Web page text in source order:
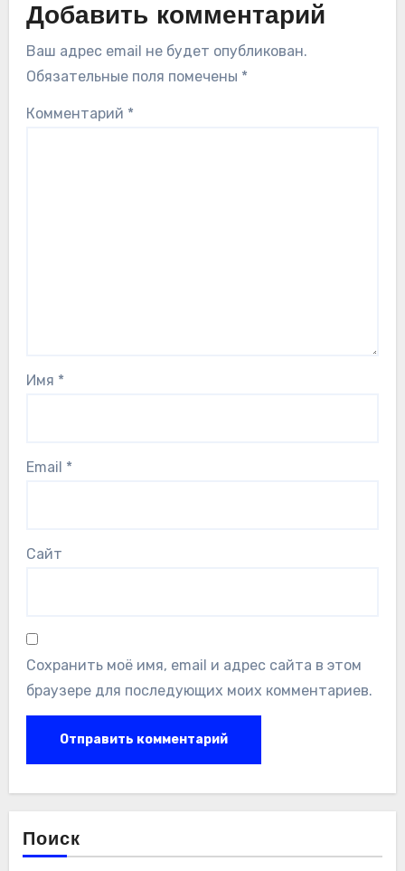
Добавить комментарий
Ваш адрес email не будет опубликован.
Обязательные поля помечены *
Комментарий *
Имя *
Email *
Сайт
Сохранить моё имя, email и адрес сайта в этом
браузере для последующих моих комментариев.
Поиск